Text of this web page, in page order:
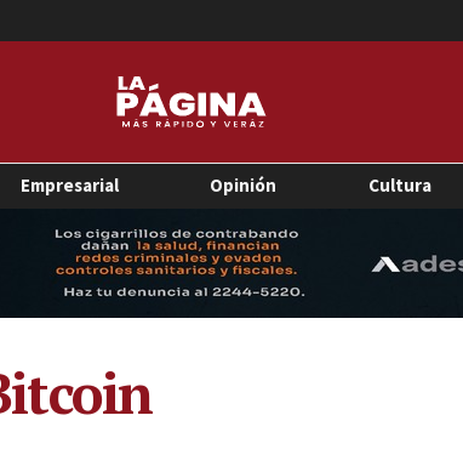
Empresarial Opinión Cultura